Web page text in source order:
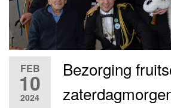
FEB
10
2024
Bezorging